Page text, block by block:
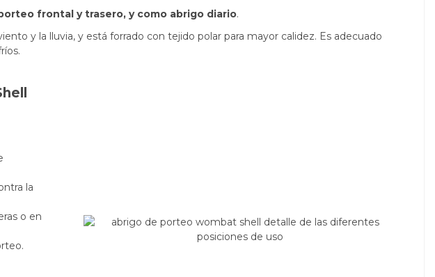
frontal y trasero, y como abrigo diario.
y la lluvia, y está forrado con tejido polar para mayor calidez. Es adecuado
la
o en